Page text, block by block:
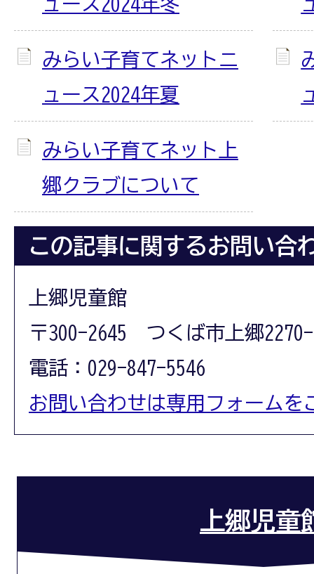
みらい子育てネットニ
ュース2024年夏
みらい子育てネット上
郷クラブについて
この記事に関するお問い合
上郷児童館
〒300-2645 つくば市上郷
電話：029-847-5546
お問い合わせは専用フォームを
上郷児童